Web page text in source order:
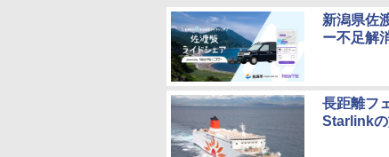
新潟県佐
ー不足解
長距離フ
Starlink